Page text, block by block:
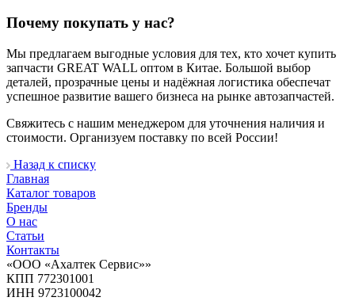
Почему покупать у нас?
Мы предлагаем выгодные условия для тех, кто хочет купить
запчасти GREAT WALL оптом в Китае. Большой выбор
деталей, прозрачные цены и надёжная логистика обеспечат
успешное развитие вашего бизнеса на рынке автозапчастей.
Свяжитесь с нашим менеджером для уточнения наличия и
стоимости. Организуем поставку по всей России!
Назад к списку
Главная
Каталог товаров
Бренды
О нас
Статьи
Контакты
«ООО «Ахалтек Сервис»»
КПП 772301001
ИНН 9723100042